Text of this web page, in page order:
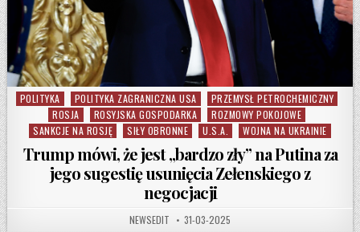
Posted in
POLITYKA POLITYKA ZAGRANICZNA USA
PRZEMYSŁ PETROCHEMICZNY
ROSJA
ROSYJSKA GOSPODARKA
ROZMOWY POKOJOWE
SANKCJE NA ROSJĘ
SIŁY OBRONNE U.S.A. WOJNA NA UKRAINIE
Trump mówi, że jest „bardzo zły” na Putina za
jego sugestię usunięcia Zełenskiego z
negocjacji
AUTHOR:
NEWSEDIT PUBLISHED DATE:
31-03-2025